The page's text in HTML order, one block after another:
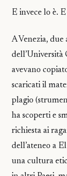
E invece lo è.
A Venezia,
dell’Università
avevano
scaricati il
plagio
ha scoperti e
richiesta ai
dell’ateneo a
una cultura